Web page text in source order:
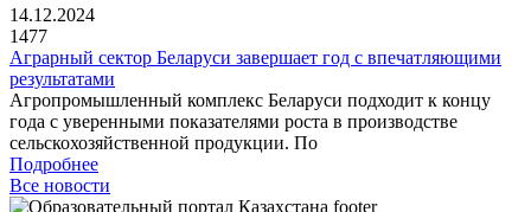
14.12.2024
1477
Аграрный сектор Беларуси завершает год с впечатляющими
результатами
Агропромышленный комплекс Беларуси подходит к концу
года с уверенными показателями роста в производстве
сельскохозяйственной продукции. По
Подробнее
Все новости